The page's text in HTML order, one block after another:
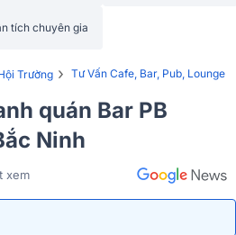
tích chuyên gia
Trường › Tư Vấn Cafe, Bar, Pub, Lounge
quán Bar PB
Ninh
xem